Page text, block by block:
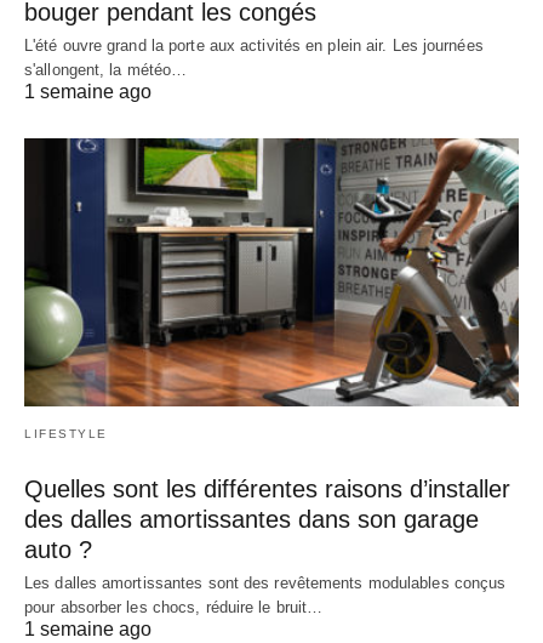
bouger pendant les congés
L'été ouvre grand la porte aux activités en plein air. Les journées
s'allongent, la météo…
1 semaine ago
LIFESTYLE
Quelles sont les différentes raisons d’installer
des dalles amortissantes dans son garage
auto ?
Les dalles amortissantes sont des revêtements modulables conçus
pour absorber les chocs, réduire le bruit…
1 semaine ago